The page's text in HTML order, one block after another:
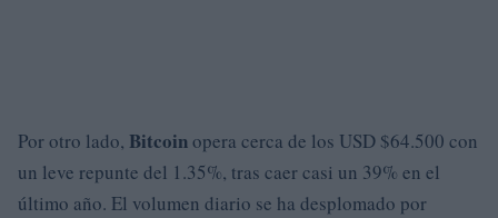
Por otro lado, Bitcoinopera cerca de los USD $64.500 con
un leve repunte del 1.35%, tras caer casi un 39% en el
último año. El volumen diario se ha desplomado por